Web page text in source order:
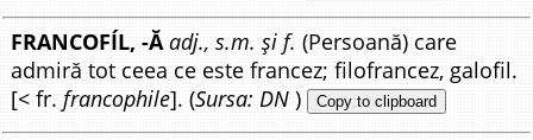
FRANCOFÍL, -Ă adj., s.m. și f. (Persoană) care
admiră tot ceea ce este francez; filofrancez, galofil.
[< fr.francophile]. (Sursa: DN ) Copy to clipboard